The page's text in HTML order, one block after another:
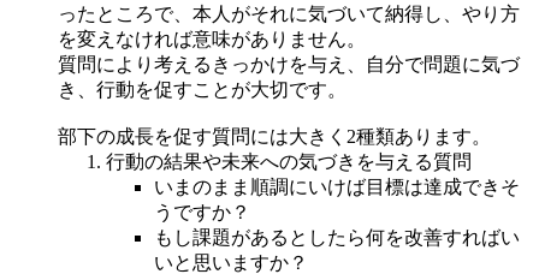
ったところで、本人がそれに気づいて納得し、やり方
を変えなければ意味がありません。
質問により考えるきっかけを与え、自分で問題に気づ
き、行動を促すことが大切です。
部下の成長を促す質問には大きく2種類あります。
行動の結果や未来への気づきを与える質問
いまのまま順調にいけば目標は達成できそ
うですか？
もし課題があるとしたら何を改善すればい
いと思いますか？